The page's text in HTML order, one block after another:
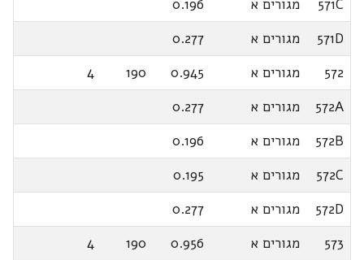
571C מגורים א
0.196
571D
מגורים א
0.277
572
מגורים א 0.945
190
4
572A
מגורים א
0.277
572B
מגורים א
0.196
572C
מגורים א
0.195
572D
מגורים א
0.277
573
מגורים א 0.956
190
4